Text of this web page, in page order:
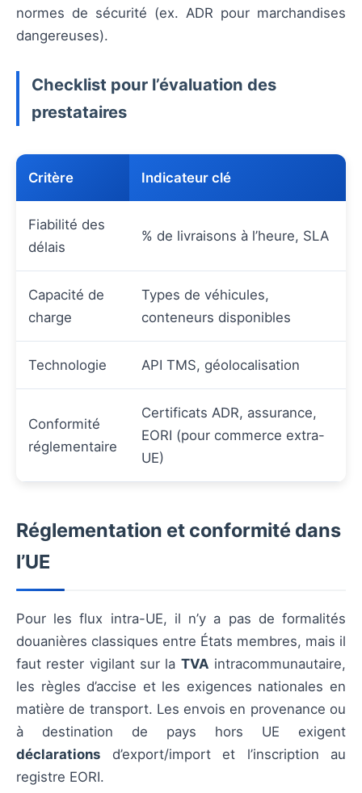
normes de sécurité (ex. ADR pour marchandises
dangereuses).
Checklist pour l’évaluation des
prestataires
Critère Indicateur clé
Fiabilité des
délais
% de livraisons à l’heure, SLA
Capacité de
charge
Types de véhicules,
conteneurs disponibles
Technologie API TMS, géolocalisation
Conformité
réglementaire
Certificats ADR, assurance,
EORI (pour commerce extra-
UE)
Réglementation et conformité dans
l’UE
Pour les flux intra-UE, il n’y a pas de formalités
douanières classiques entre États membres, mais il
faut rester vigilant sur la TVA intracommunautaire,
les règles d’accise et les exigences nationales en
matière de transport. Les envois en provenance ou
à destination de pays hors UE exigent
déclarations d’export/import et l’inscription au
registre EORI.